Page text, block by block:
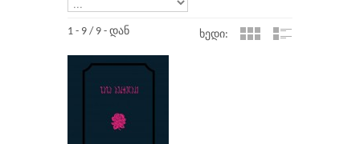
1 - 9 / 9 - დან ხედი: